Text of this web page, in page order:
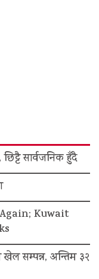
सार्वजनिक हुँदै
Kuwait
सम्पन्न, अन्तिम ३२